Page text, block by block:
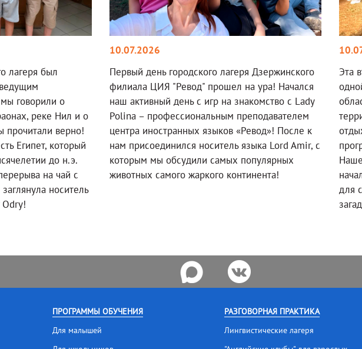
лагеря был
говорили о
реке Нил и о
прочитали верно!
Египет, который
до н.э.
на чай с
носитель
10.07.2026
Первый день городского лагеря Дзержинского
филиала ЦИЯ "Ревод" прошел на ура! Начался
наш активный день с игр на знакомство с Lady
Polina – профессиональным преподавателем
центра иностранных языков «Ревод»! После к
нам присоединился носитель языка Lord Amir, с
которым мы обсудили самых популярных
животных самого жаркого континента!
Эта
для
ПРОГРАММЫ ОБУЧЕНИЯ
Для малышей
РАЗГОВОРНАЯ ПРАКТИКА
Лингвистические лагеря